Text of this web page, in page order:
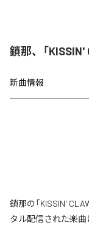
鎖那、「
新曲情報
鎖那の「KISSIN'
タル配信された楽曲